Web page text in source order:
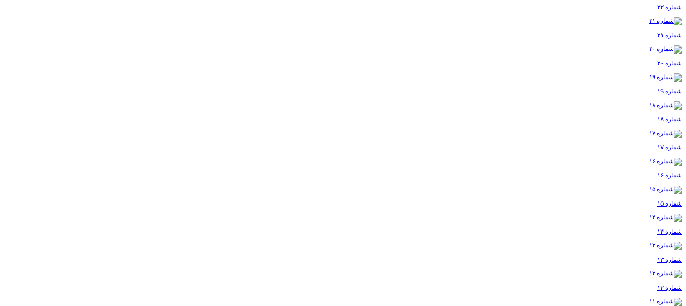
شماره ۲۲
شماره ۲۱
شماره ۲۰
شماره ۱۹
شماره ۱۸
شماره ۱۷
شماره ۱۶
شماره ۱۵
شماره ۱۴
شماره ۱۳
شماره ۱۲